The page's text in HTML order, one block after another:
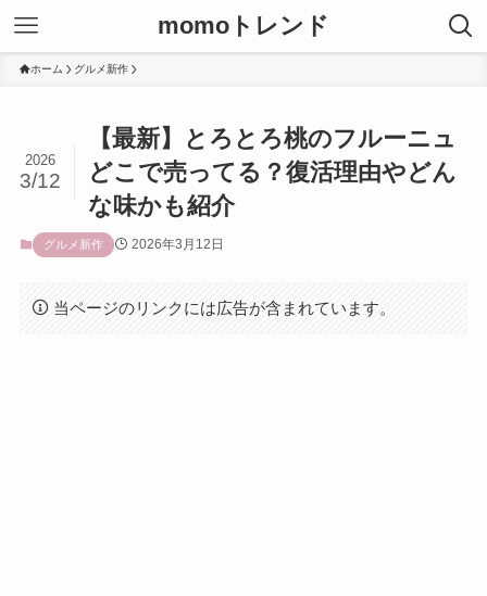
momoトレンド
ホーム グルメ新作
【最新】とろとろ桃のフルーニュ
どこで売ってる？復活理由やどん
な味かも紹介
2026
3/12
グルメ新作 2026年3月12日
当ページのリンクには広告が含まれています。